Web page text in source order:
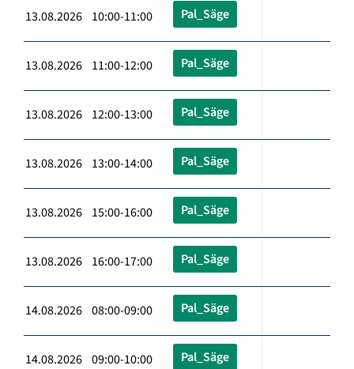
13.08.2026 10:00-11:00 Pal_Säge
13.08.2026 11:00-12:00 Pal_Säge
13.08.2026 12:00-13:00 Pal_Säge
13.08.2026 13:00-14:00 Pal_Säge
13.08.2026 15:00-16:00 Pal_Säge
13.08.2026 16:00-17:00 Pal_Säge
14.08.2026 08:00-09:00 Pal_Säge
14.08.2026 09:00-10:00 Pal_Säge